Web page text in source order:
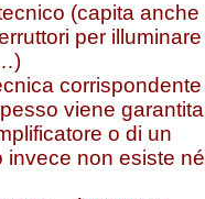
(capita anche
per
viene
o di un
invece non esiste né